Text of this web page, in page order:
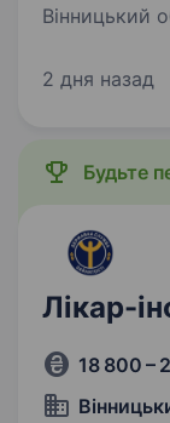
Вінницький
а
2 дня назад
Будьте
Лікар-
18 800 –